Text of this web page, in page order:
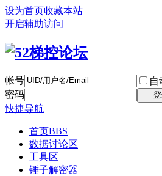
设为首页收藏本站
开启辅助访问
帐号 自
密码
登
快捷导航
首页BBS
数据讨论区
工具区
锤子解密器